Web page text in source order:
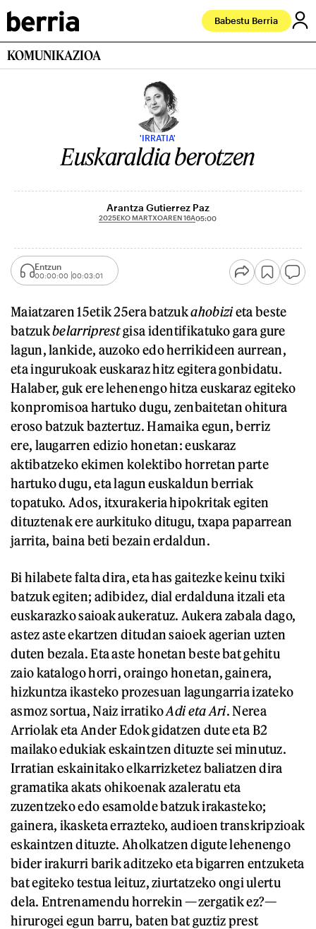
Babestu Berria
KOMUNIKAZIOA
'IRRATIA'
Euskaraldia berotzen
Arantza Gutierrez Paz
2025EKO MARTXOAREN 16A05:00
Entzun
00:00:00 00:03:01
Maiatzaren 15etik 25era batzukahobizieta beste
batzukbelarriprestgisa identifikatuko gara gure
lagun, lankide, auzoko edo herrikideen aurrean,
eta ingurukoak euskaraz hitz egitera gonbidatu.
Halaber, guk ere lehenengo hitza euskaraz egiteko
konpromisoa hartuko dugu, zenbaitetan ohitura
eroso batzuk baztertuz. Hamaika egun, berriz
ere, laugarren edizio honetan: euskaraz
aktibatzeko ekimen kolektibo horretan parte
hartuko dugu, eta lagun euskaldun berriak
topatuko. Ados, itxurakeria hipokritak egiten
dituztenak ere aurkituko ditugu, txapa paparrean
jarrita, baina beti bezain erdaldun.
Bi hilabete falta dira, eta has gaitezke keinu txiki
batzuk egiten; adibidez, dial erdalduna itzali eta
euskarazko saioak aukeratuz. Aukera zabala dago,
astez aste ekartzen ditudan saioek agerian uzten
duten bezala. Eta aste honetan beste bat gehitu
zaio katalogo horri, oraingo honetan, gainera,
hizkuntza ikasteko prozesuan lagungarria izateko
asmoz sortua, Naiz irratikoAdi eta Ari. Nerea
Arriolak eta Ander Edok gidatzen dute eta B2
mailako edukiak eskaintzen dituzte sei minutuz.
Irratian eskainitako elkarrizketez baliatzen dira
gramatika akats ohikoenak azaleratu eta
zuzentzeko edo esamolde batzuk irakasteko;
gainera, ikasketa errazteko, audioen transkripzioak
eskaintzen dituzte. Aholkatzen digute lehenengo
bider irakurri barik aditzeko eta bigarren entzuketa
bat egiteko testua leituz, ziurtatzeko ongi ulertu
dela. Entrenamendu horrekin —zergatik ez?—
hirurogei egun barru, baten bat guztiz prest